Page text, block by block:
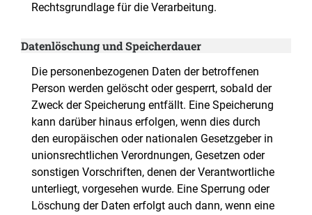
Rechtsgrundlage für die Verarbeitung.
Datenlöschung und Speicherdauer
Die personenbezogenen Daten der betroffenen
Person werden gelöscht oder gesperrt, sobald der
Zweck der Speicherung entfällt. Eine Speicherung
kann darüber hinaus erfolgen, wenn dies durch
den europäischen oder nationalen Gesetzgeber in
unionsrechtlichen Verordnungen, Gesetzen oder
sonstigen Vorschriften, denen der Verantwortliche
unterliegt, vorgesehen wurde. Eine Sperrung oder
Löschung der Daten erfolgt auch dann, wenn eine